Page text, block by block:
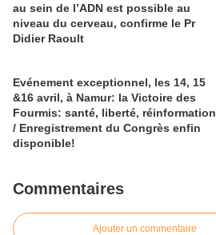
au sein de l’ADN est possible au
niveau du cerveau, confirme le Pr
Didier Raoult
Evénement exceptionnel, les 14, 15
&16 avril, à Namur: la Victoire des
Fourmis: santé, liberté, réinformation
/ Enregistrement du Congrès enfin
disponible!
Commentaires
Ajouter un commentaire